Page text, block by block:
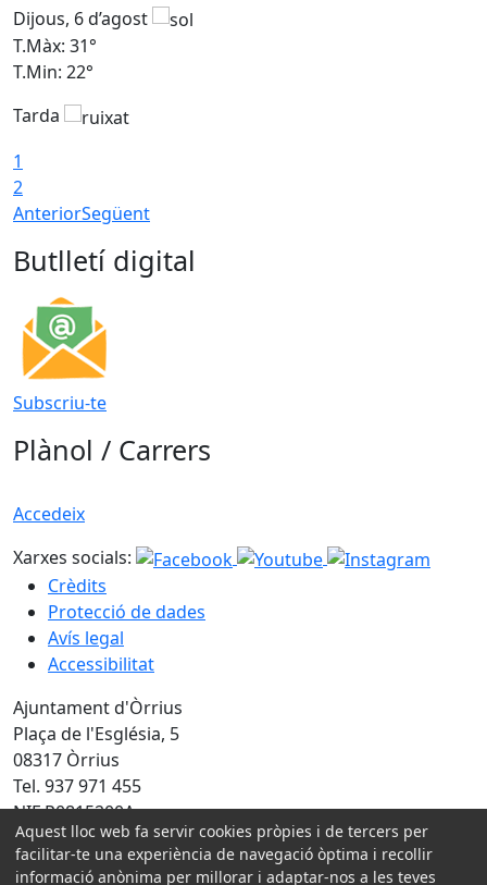
Dijous, 6 d’agost
T.Màx: 31°
T.Min: 22°
Tarda
1
2
AnteriorSegüent
Butlletí digital
Subscriu-te
Plànol / Carrers
Accedeix
Xarxes socials:
Crèdits
Protecció de dades
Avís legal
Accessibilitat
Ajuntament d'Òrrius
Plaça de l'Església, 5
08317 Òrrius
Tel. 937 971 455
NIF P0815200A
Amb la col·laboració de:
Aquest lloc web fa servir cookies pròpies i de tercers per
facilitar-te una experiència de navegació òptima i recollir
informació anònima per millorar i adaptar-nos a les teves